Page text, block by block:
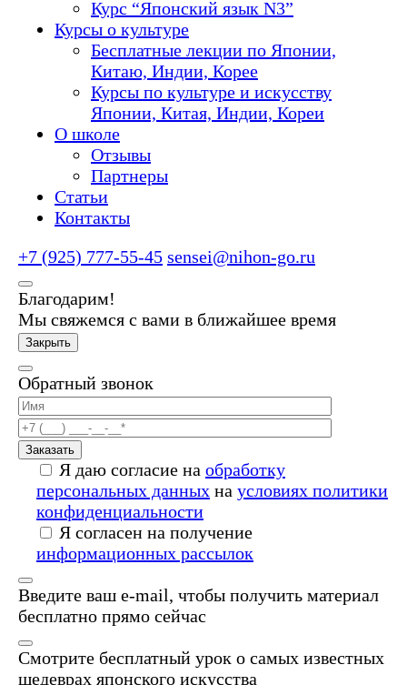
Курс “Японский язык N3”
Курсы о культуре
Бесплатные лекции по Японии,
Китаю, Индии, Корее
Курсы по культуре и искусству
Японии, Китая, Индии, Кореи
О школе
Отзывы
Партнеры
Статьи
Контакты
+7 (925) 777-55-45 sensei@nihon-go.ru
Благодарим!
Мы свяжемся с вами в ближайшее время
Закрыть
Обратный звонок
Заказать
Я даю согласие на обработку
персональных данных на условиях политики
конфиденциальности
Я согласен на получение
информационных рассылок
Введите ваш e-mail, чтобы получить материал
бесплатно прямо сейчас
Смотрите бесплатный урок о самых известных
шедеврах японского искусства